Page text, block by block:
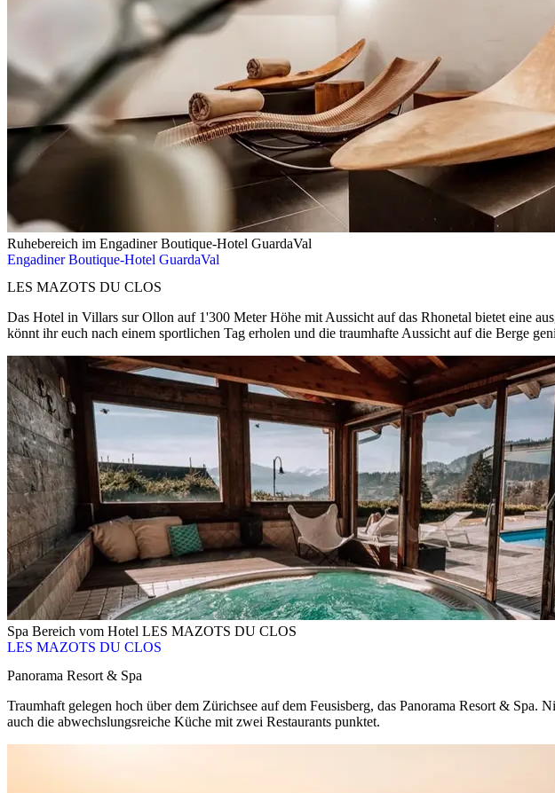
Ruhebereich im Engadiner Boutique-Hotel GuardaVal
Engadiner Boutique-Hotel GuardaVal
LES MAZOTS DU CLOS
Das Hotel in Villars sur Ollon auf 1'300 Meter Höhe mit Aussicht auf das Rhonetal bietet eine
könnt ihr euch nach einem sportlichen Tag erholen und die traumhafte Aussicht auf die Berge
Spa Bereich vom Hotel LES MAZOTS DU CLOS
LES MAZOTS DU CLOS
Panorama Resort & Spa
Traumhaft gelegen hoch über dem Zürichsee auf dem Feusisberg, das Panorama Resort &
auch die abwechslungsreiche Küche mit zwei Restaurants punktet.